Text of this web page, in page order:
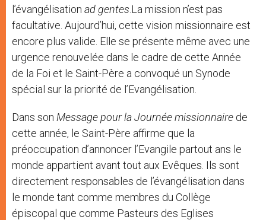
l’évangélisation ad gentes .La mission n’est pas
facultative. Aujourd’hui, cette vision missionnaire est
encore plus valide. Elle se présente même avec une
urgence renouvelée dans le cadre de cette Année
de la Foi et le Saint-Père a convoqué un Synode
spécial sur la priorité de l’Evangélisation.
Dans son Message pour la Journée missionnaire de
cette année, le Saint-Père affirme que la
préoccupation d’annoncer l’Evangile partout ans le
monde appartient avant tout aux Evêques. Ils sont
directement responsables de l’évangélisation dans
le monde tant comme membres du Collège
épiscopal que comme Pasteurs des Eglises